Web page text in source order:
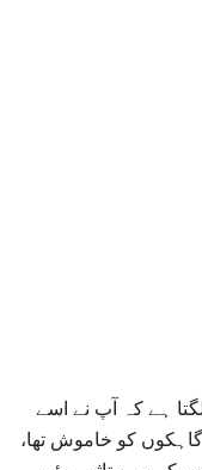
ہے کہ آپ نے اسے
کو خاموش تھا،